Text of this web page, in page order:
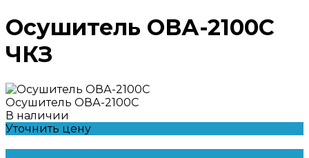
Осушитель ОВА-2100С
ЧКЗ
Осушитель ОВА-2100С
В наличии
Уточнить цену